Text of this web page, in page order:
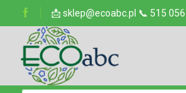
📩 sklep@ecoabc.pl 📞 515
w kraju